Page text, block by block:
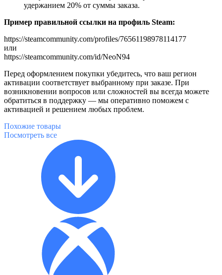
удержанием 20% от суммы заказа.
Пример правильной ссылки на профиль Steam:
https://steamcommunity.com/profiles/76561198978114177
или
https://steamcommunity.com/id/NeoN94
Перед оформлением покупки убедитесь, что ваш регион
активации соответствует выбранному при заказе. При
возникновении вопросов или сложностей вы всегда можете
обратиться в поддержку — мы оперативно поможем с
активацией и решением любых проблем.
Похожие товары
Посмотреть все